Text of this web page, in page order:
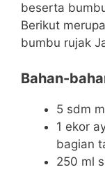
beserta
Berikut
bumbu rujak
Bahan-
5 sdm
1 ekor
bagian
250 ml